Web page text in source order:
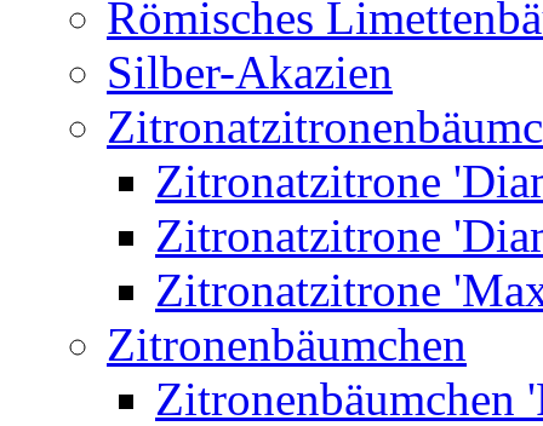
Römisches
Silber-Akazien
Zitronatzitrone
Zitronatzitrone
Zitronatzitrone
Zitronenbäumchen
Zitronenbäumchen